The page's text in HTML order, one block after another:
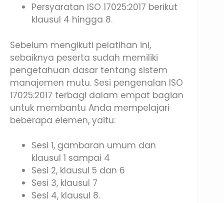
Persyaratan ISO 17025:2017 berikut
klausul 4 hingga 8.
Sebelum mengikuti pelatihan ini,
sebaiknya peserta sudah memiliki
pengetahuan dasar tentang sistem
manajemen mutu. Sesi pengenalan ISO
17025:2017 terbagi dalam empat bagian
untuk membantu Anda mempelajari
beberapa elemen, yaitu:
Sesi 1, gambaran umum dan
klausul 1 sampai 4
Sesi 2, klausul 5 dan 6
Sesi 3, klausul 7
Sesi 4, klausul 8.